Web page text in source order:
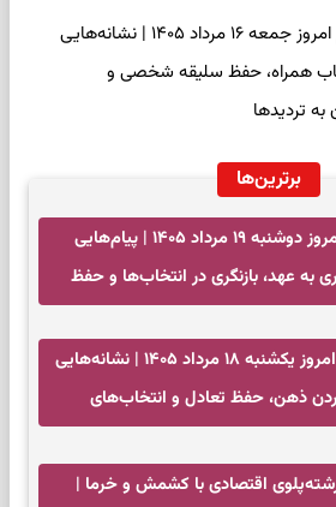
فال اسم امروز جمعه ۱۶ مرداد ۱۴۰۵ | نشانه‌هایی
همراه، حفظ سلیقه شخصی و
به تردیدها
برترین‌ها
فال انبیا امروز دوشنبه ۱۹ مرداد ۱۴۰۵ | پیام‌هایی
به عهد، بازنگری در انتخاب‌ها و حفظ
فال شمع امروز یکشنبه ۱۸ مرداد ۱۴۰۵ | نشانه‌هایی
ذهن، حفظ تعادل و انتخاب‌های
اقتصادی با کشمش و خرما |